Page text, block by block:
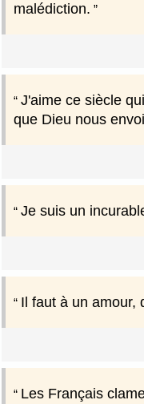
malédiction.
J'aime ce siècle
que Dieu nous
Je suis un
Il faut à un amour,
Les Français